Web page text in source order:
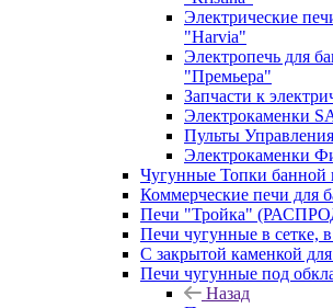
Электрические
"Harvia"
Электропечь для
"Премьера"
Запчасти к
Электрокаменки
Пульты
Электрокаменки
Чугунные Топки банной
Коммерческие печи для
Печи "Тройка"
Печи чугунные в сетке,
С закрытой каменкой
Печи чугунные под
Назад